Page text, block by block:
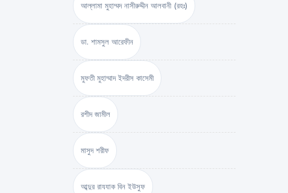
আল্লামা মুহাম্মদ নাসীরুদ্দীন আলবানী (রহঃ)
ডা. শামসুল আরেফীন
মুফতী মুহাম্মাদ ইদরীস কাসেমী
রশীদ জামীল
মাসুদ শরীফ
আব্দুর রাযযাক বিন ইউসুফ